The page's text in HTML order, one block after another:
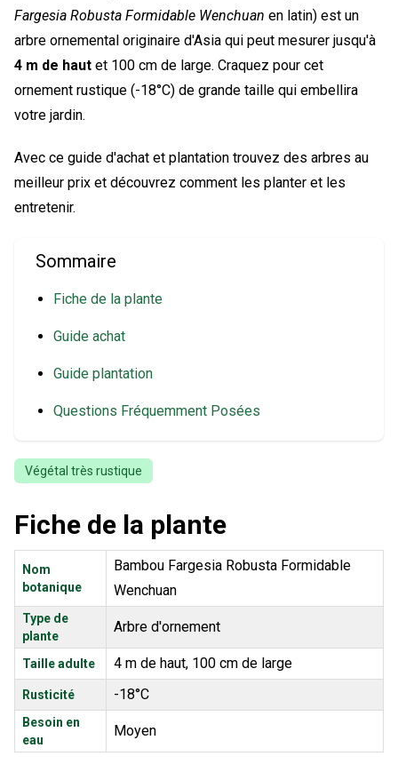
Fargesia Robusta Formidable Wenchuan en latin) est un
arbre ornemental originaire d'Asia qui peut mesurer jusqu'à
4 m de haut et 100 cm de large. Craquez pour cet
ornement rustique (-18°C) de grande taille qui embellira
votre jardin.
Avec ce guide d'achat et plantation trouvez des arbres au
meilleur prix et découvrez comment les planter et les
entretenir.
Sommaire
Fiche de la plante
Guide achat
Guide plantation
Questions Fréquemment Posées
Végétal très rustique
Fiche de la plante
Nom
botanique
Bambou Fargesia Robusta Formidable
Wenchuan
Type de
plante
Arbre d'ornement
Taille adulte 4 m de haut, 100 cm de large
Rusticité -18°C
Besoin en
eau
Moyen